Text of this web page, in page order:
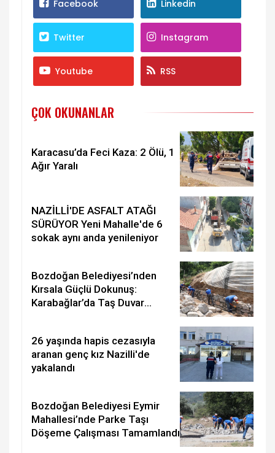
Facebook Linkedin
Twitter Instagram
Youtube RSS
ÇOK OKUNANLAR
Karacasu’da Feci Kaza: 2 Ölü, 1
Ağır Yaralı
NAZİLLİ'DE ASFALT ATAĞI
SÜRÜYOR Yeni Mahalle'de 6
sokak aynı anda yenileniyor
Bozdoğan Belediyesi’nden
Kırsala Güçlü Dokunuş:
Karabağlar’da Taş Duvar
26 yaşında hapis cezasıyla
aranan genç kız Nazilli'de
yakalandı
Bozdoğan Belediyesi Eymir
Mahallesi’nde Parke Taşı
Döşeme Çalışması Tamamlandı